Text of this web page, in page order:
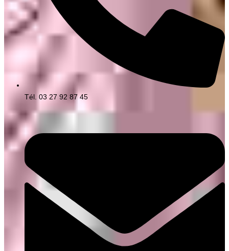
Tél. 03 27 92 87 45